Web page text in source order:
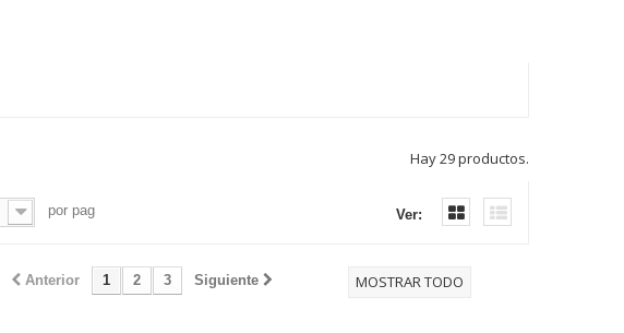
Hay 29 productos.
Ver:
por pag
MOSTRAR TODO
Anterior 1 2 3 Siguiente